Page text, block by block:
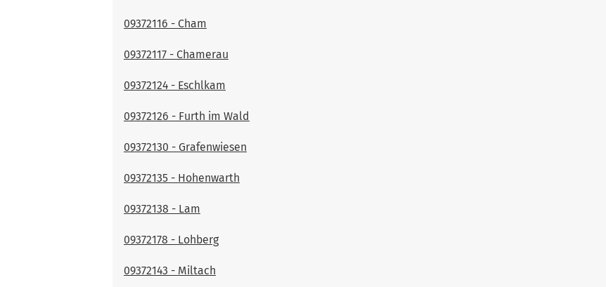
09372116 - Cham
09372117 - Chamerau
09372124 - Eschlkam
09372126 - Furth im Wald
09372130 - Grafenwiesen
09372135 - Hohenwarth
09372138 - Lam
09372178 - Lohberg
09372143 - Miltach